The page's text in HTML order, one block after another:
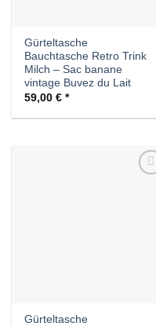
Gürteltasche
Bauchtasche Retro Trink
Milch – Sac banane
vintage Buvez du Lait
59,00€
Gürteltasche